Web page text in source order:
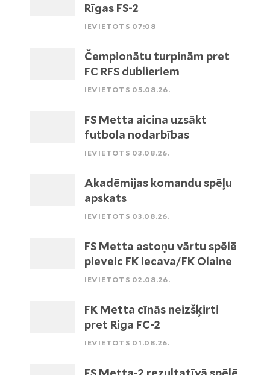
Rīgas FS-2
IEVIETOTS 07:08
Čempionātu turpinām pret
FC RFS dublieriem
IEVIETOTS 05.08.26.
FS Metta aicina uzsākt
futbola nodarbības
IEVIETOTS 03.08.26.
Akadēmijas komandu spēļu
apskats
IEVIETOTS 03.08.26.
FS Metta astoņu vārtu spēlē
pieveic FK Iecava/FK Olaine
IEVIETOTS 02.08.26.
FK Metta cīnās neizšķirti
pret Riga FC-2
IEVIETOTS 01.08.26.